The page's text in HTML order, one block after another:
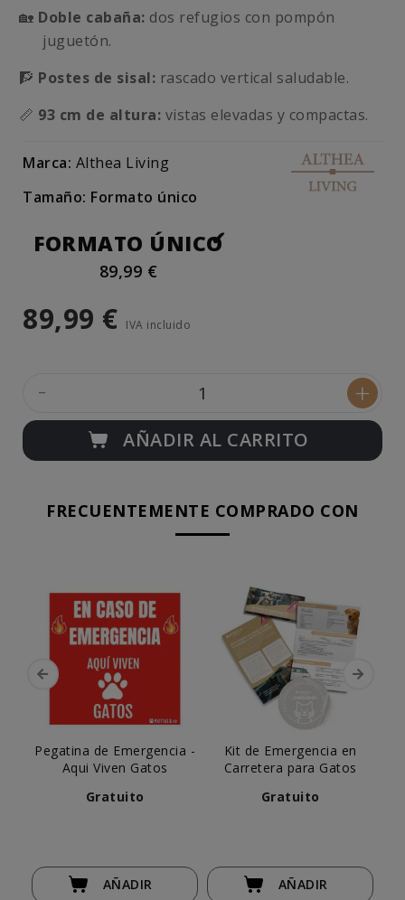
🏡 Doble cabaña: dos refugios con pompón
juguetón.
🧗 Postes de sisal: rascado vertical saludable.
📏 93 cm de altura: vistas elevadas y compactas.
Marca: Althea Living
Tamaño: Formato único
FORMATO ÚNICO
89,99 €
89,99 € IVA incluido
- +
AÑADIR AL CARRITO
FRECUENTEMENTE COMPRADO CON
Pegatina de Emergencia -
Aqui Viven Gatos
Gratuito
AÑADIR
Kit de Emergencia en
Carretera para Gatos
Gratuito
AÑADIR